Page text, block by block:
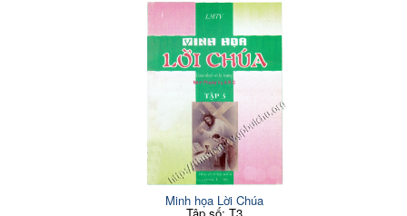
Minh họa Lời Chúa